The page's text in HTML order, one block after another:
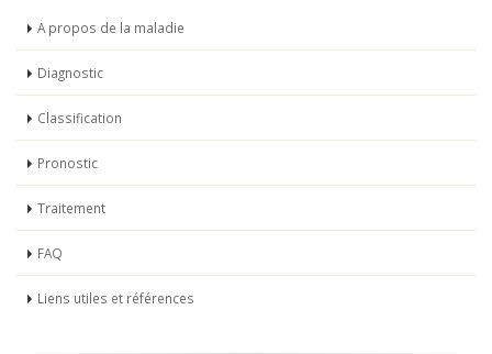
A propos de la maladie
Diagnostic
Classification
Pronostic
Traitement
FAQ
Liens utiles et références